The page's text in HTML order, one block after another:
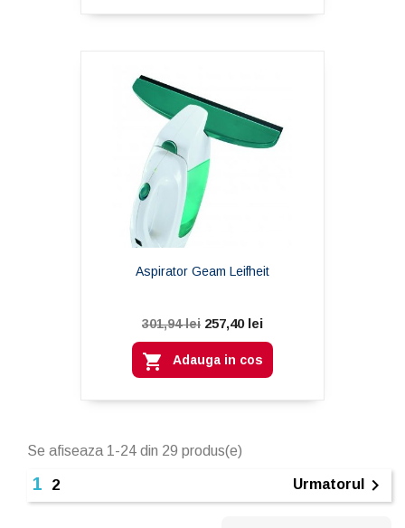
Aspirator Geam Leifheit
301,94 lei 257,40 lei
 Adauga in cos
Se afiseaza 1-24 din 29 produs(e)
1 2 Urmatorul 